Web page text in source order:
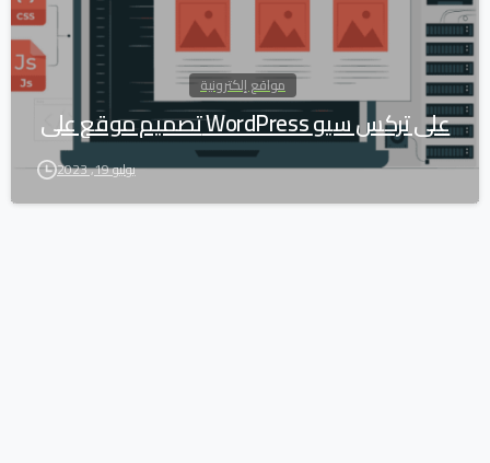
مواقع إلكترونية
تصميم موقع على WordPress على تركس سيو
يوليو 19, 2023